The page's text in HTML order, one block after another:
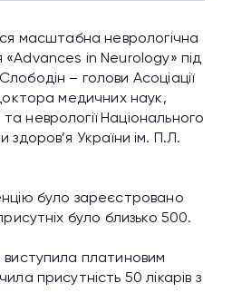
масштабна неврологічна
in Neurology» під
– голови Асоціації
медичних наук,
неврологіїНаціонального
здоров’я України ім. П.Л.
було зареєстровано
було близько 500.
виступила платиновим
присутність 50 лікарів з